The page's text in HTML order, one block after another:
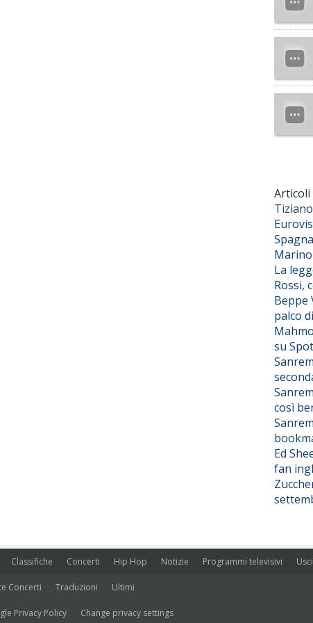
Articoli
Marino
La
Rossi,
Beppe
palco
su
così
Ed
fan
Classifiche Concerti Hip Hop Notizie Programmi televisivi
Concerti Traduzioni Ultimi
Privacy Policy Change privacy settings